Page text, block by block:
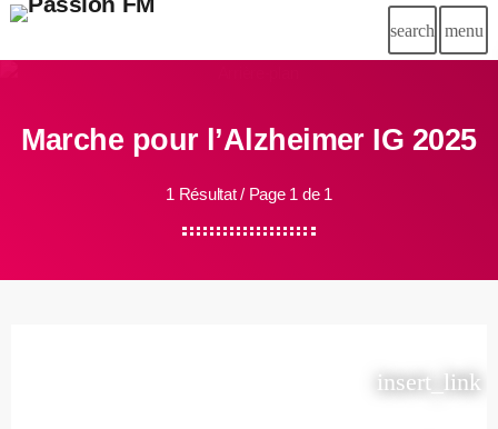
search menu
Marche pour l’Alzheimer IG 2025
1 Résultat / Page 1 de 1
insert_link